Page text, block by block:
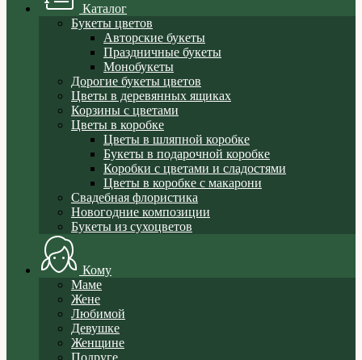
Каталог
Букеты цветов
Авторские букеты
Праздничные букеты
Монобукеты
Дорогие букеты цветов
Цветы в деревянных ящиках
Корзины с цветами
Цветы в коробке
Цветы в шляпной коробке
Букеты в подарочной коробке
Коробки с цветами и сладостями
Цветы в коробке с макарони
Свадебная флористика
Новогодние композиции
Букеты из сухоцветов
Кому
Маме
Жене
Любимой
Девушке
Женщине
Подруге